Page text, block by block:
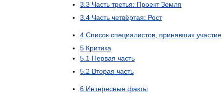
3 3 Часть третья: Проект Земля
3 4 Часть четвёртая: Рост
4 Список специалистов принявших участие
5 Критика
5 1 Первая часть
5 2 Вторая часть
6 Интересные факты